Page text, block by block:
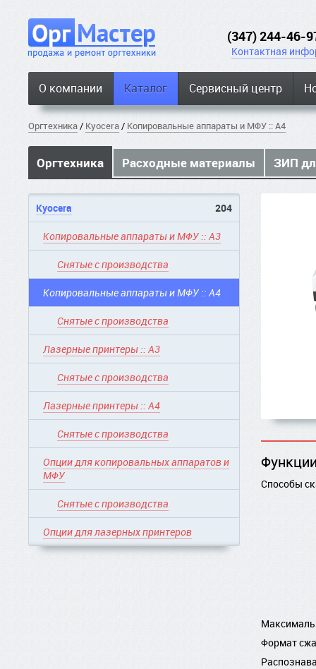
(347) 244-46-
Контактная
О компании Каталог Сервисный центр
Оргтехника/ Kyocera/ Копировальные аппараты и МФУ :: A4
Оргтехника Расходные материалы ЗИП
Kyocera 204
Копировальные аппараты и МФУ :: A3
Снятые с производства
Копировальные аппараты и МФУ :: A4
Снятые с производства
Лазерные принтеры :: A3
Снятые с производства
Лазерные принтеры :: A4
Снятые с производства
Опции для копировальных аппаратов и
МФУ
Снятые с производства
Опции для лазерных принтеров
Способы
Формат